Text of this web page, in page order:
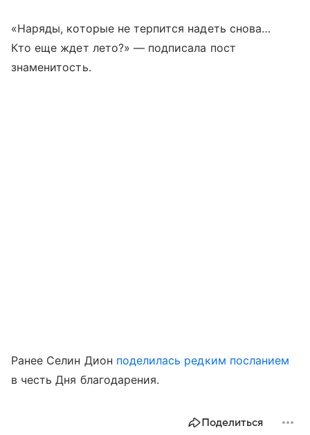
«Наряды, которые не терпится надеть снова…
Кто еще ждет лето?» — подписала пост
знаменитость.
Ранее Селин Дион поделилась редким посланием
в честь Дня благодарения.
Поделиться